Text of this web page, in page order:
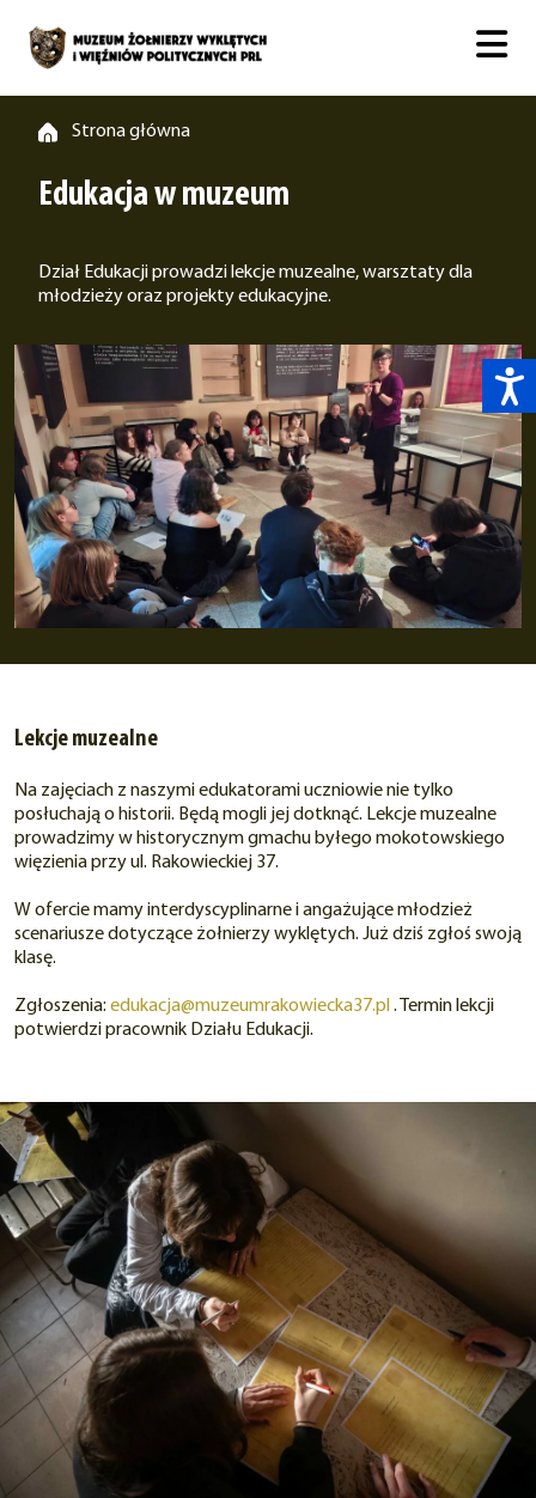
Strona główna
Edukacja w muzeum
Dział Edukacji prowadzi lekcje muzealne, warsztaty dla
młodzieży oraz projekty edukacyjne.
Lekcje muzealne
Na zajęciach z naszymi edukatorami uczniowie nie tylko
posłuchają o historii. Będą mogli jej dotknąć. Lekcje muzealne
prowadzimy w historycznym gmachu byłego mokotowskiego
więzienia przy ul. Rakowieckiej 37.
W ofercie mamy interdyscyplinarne i angażujące młodzież
scenariusze dotyczące żołnierzy wyklętych. Już dziś zgłoś swoją
klasę.
Zgłoszenia: edukacja@muzeumrakowiecka37.pl . Termin lekcji
potwierdzi pracownik Działu Edukacji.